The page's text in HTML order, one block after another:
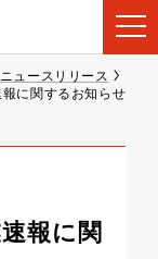
ニュースリリース
に関するお知らせ
報に関